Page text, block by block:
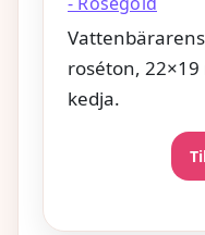
roséton,
kedja.